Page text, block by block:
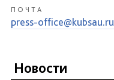
ПОЧТА
press-office@kubsau.ru
Новости